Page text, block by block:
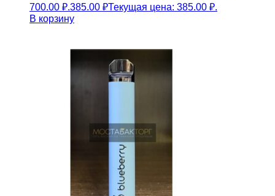
700.00 ₽.385.00 ₽Текущая цена: 385.00 ₽.
В корзину